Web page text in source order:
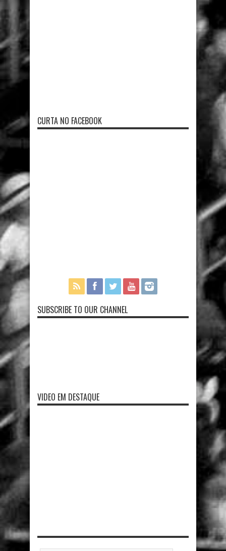
CURTA NO FACEBOOK
SUBSCRIBE TO OUR CHANNEL
VIDEO EM DESTAQUE